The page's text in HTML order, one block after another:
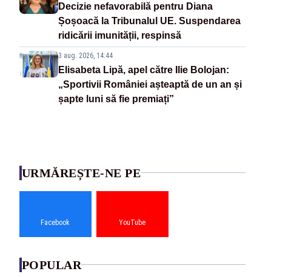
Decizie nefavorabilă pentru Diana
Șoșoacă la Tribunalul UE. Suspendarea
ridicării imunității, respinsă
3 aug. 2026, 14:44
Elisabeta Lipă, apel către Ilie Bolojan:
„Sportivii României așteaptă de un an și
șapte luni să fie premiați”
URMĂREȘTE-NE PE
Facebook YouTube
POPULAR